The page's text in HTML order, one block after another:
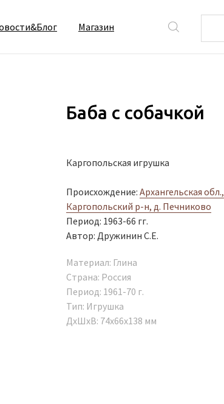
Магазин
Баба с собачкой
Каргопольская игрушка
Происхождение: Архангельская обл.,
Каргопольский р-н, д. Печниково
Период: 1963-66 гг.
Автор: Дружинин С.Е.
Материал: Глина
Страна: Россия
Период: 1961-70 г.
Тип: Игрушка
ДxШxВ: 74x66x138 мм